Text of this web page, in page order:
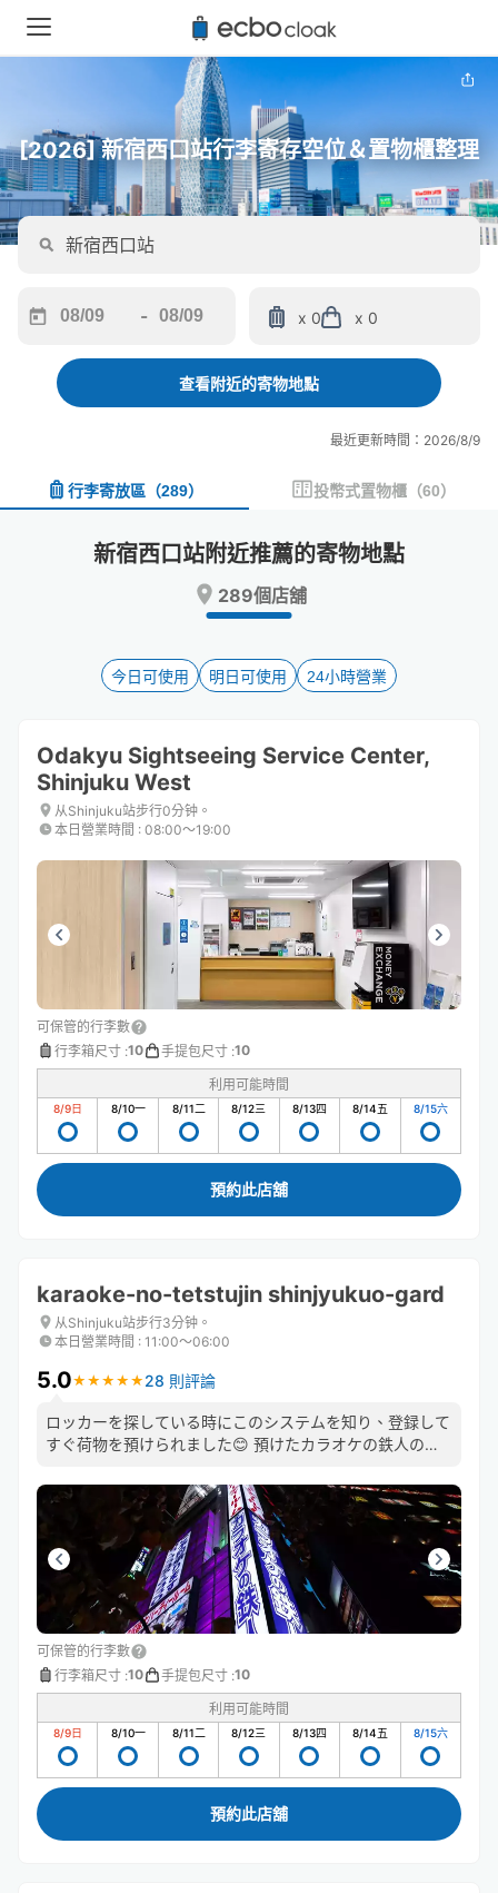
[2026] 新宿西口站行李寄存空位＆置物櫃整理
forward
interact
and
date.
keyboard
shortcuts
for
changing
-
backward
interact
and
a
date.
Press
key
to
keyboard
shortcuts
for
changing
x 0 x 0
查看附近的寄物地點
最近更新時間：2026/8/9
行李寄放區 （289） 投幣式置物櫃 （60）
新宿西口站附近推薦的寄物地點
289個店舖
今日可使用 明日可使用 24小時營業
Odakyu Sightseeing Service Center,
Shinjuku West
从Shinjuku站步行0分钟。
本日營業時間 : 08:00〜19:00
可保管的行李數
行李箱尺寸 :10 手提包尺寸 :10
利用可能時間
8/9日 8/10一 8/11二 8/12三 8/13四 8/14五 8/15六
預約此店舖
karaoke-no-tetstujin shinjyukuo-gard
从Shinjuku站步行3分钟。
本日營業時間 : 11:00〜06:00
5.0★ ★ ★ ★ ★
★ ★ ★ ★ ★ 28 則評論
ロッカーを探している時にこのシステムを知り、登録して
すぐ荷物を預けられました😊 預けたカラオケの鉄人のス
たら、また利用したいと思います❣️
可保管的行李數
行李箱尺寸 :10 手提包尺寸 :10
利用可能時間
8/9日 8/10一 8/11二 8/12三 8/13四 8/14五 8/15六
預約此店舖